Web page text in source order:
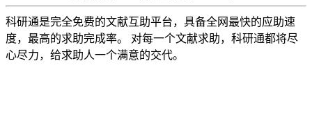
科研通是完全免费的文献互助平台，具备全网最快的应助速
度，最高的求助完成率。 对每一个文献求助，科研通都将尽
心尽力，给求助人一个满意的交代。